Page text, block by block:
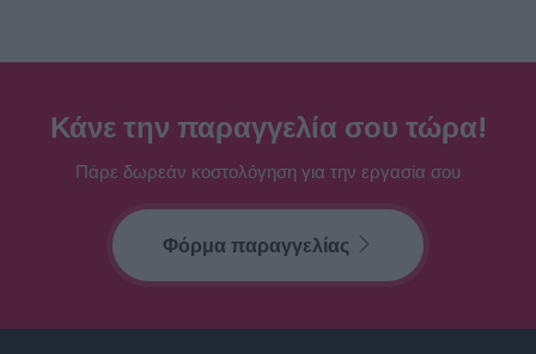
Κάνε την παραγγελία σου τώρα!
Πάρε δωρεάν κοστολόγηση για την εργασία σου
Φόρμα παραγγελίας